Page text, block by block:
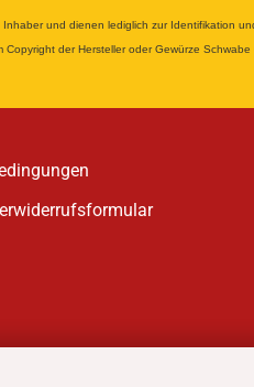
und dienen lediglich zur Identifikation
der Hersteller oder Gewürze